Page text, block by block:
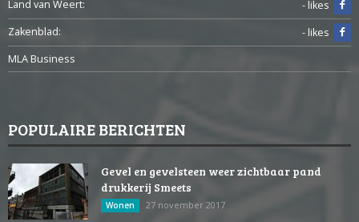
Land van Weert:
- likes
Zakenblad:
- likes
MLA Business
POPULAIRE BERICHTEN
Gevel en gevelsteen weer zichtbaar pand
drukkerij Smeets
Wonen 27 november 2017